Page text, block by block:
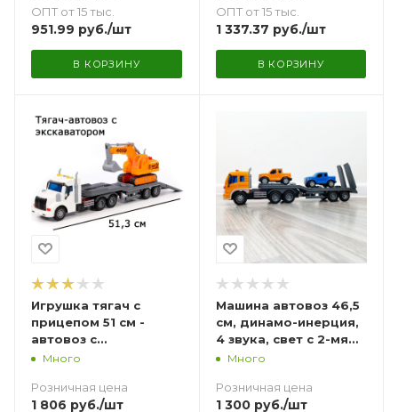
ОПТ от 15 тыс.
951.99 руб./шт
В КОРЗИНУ
ОПТ от 15 тыс.
1 337.37 руб./шт
В КОРЗИНУ
Игрушка тягач с
прицепом 51 см -
автовоз с
экскаватором Профи
инерция, свет, 4
звука
Много
Розничная цена
1 806 руб./шт
Машина автовоз 46,5
см, динамо-инерция,
4 звука, свет с 2-мя
инерционными
Много
Розничная цена
1 300руб./шт